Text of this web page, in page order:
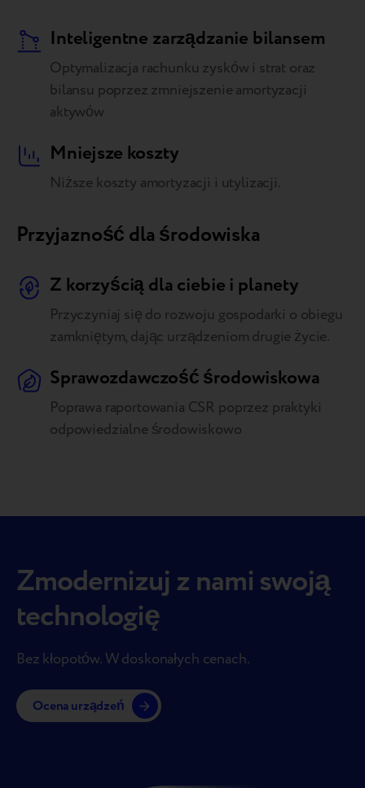
Inteligentne zarządzanie bilansem
Optymalizacja rachunku zysków i strat oraz
bilansu poprzez zmniejszenie amortyzacji
aktywów
Mniejsze koszty
Niższe koszty amortyzacji i utylizacji.
Przyjazność dla środowiska
Z korzyścią dla ciebie i planety
Przyczyniaj się do rozwoju gospodarki o obiegu
zamkniętym, dając urządzeniom drugie życie.
Sprawozdawczość środowiskowa
Poprawa raportowania CSR poprzez praktyki
odpowiedzialne środowiskowo
Zmodernizuj z nami swoją
technologię
Bez kłopotów. W doskonałych cenach.
Ocena urządzeń